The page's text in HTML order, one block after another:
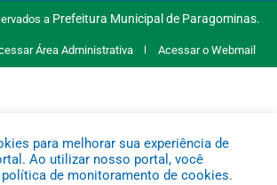
a Prefeitura Municipal de Paragominas.
Área Administrativa Acessar o Webmail
para melhorar sua experiência de
Ao utilizar nosso portal, você
de monitoramento de cookies.